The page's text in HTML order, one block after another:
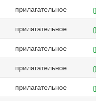
прилагательное
прилагательное
прилагательное
прилагательное
прилагательное